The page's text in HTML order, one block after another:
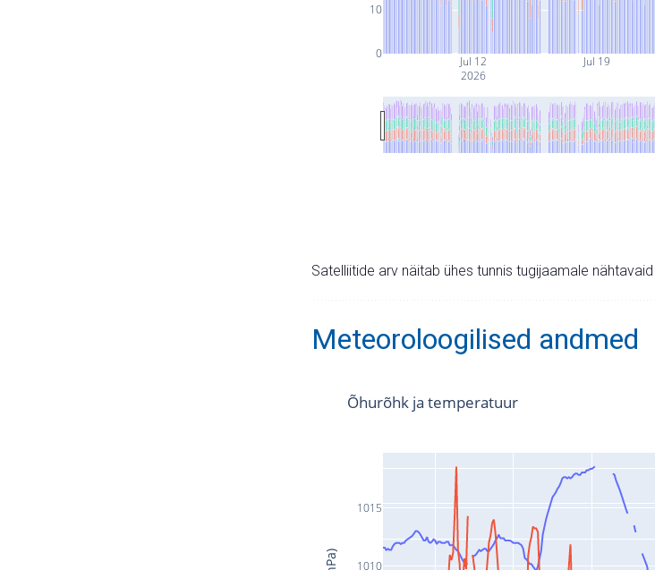
Jul 12
2026
Jul 19
0
10
Satelliitide arv näitab ühes tunnis tugijaamale nähtavaid
Meteoroloogilised andmed
1010
1015
Õhurõhk ja temperatuur